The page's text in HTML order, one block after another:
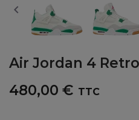

Air Jordan 4
480,00 € TTC